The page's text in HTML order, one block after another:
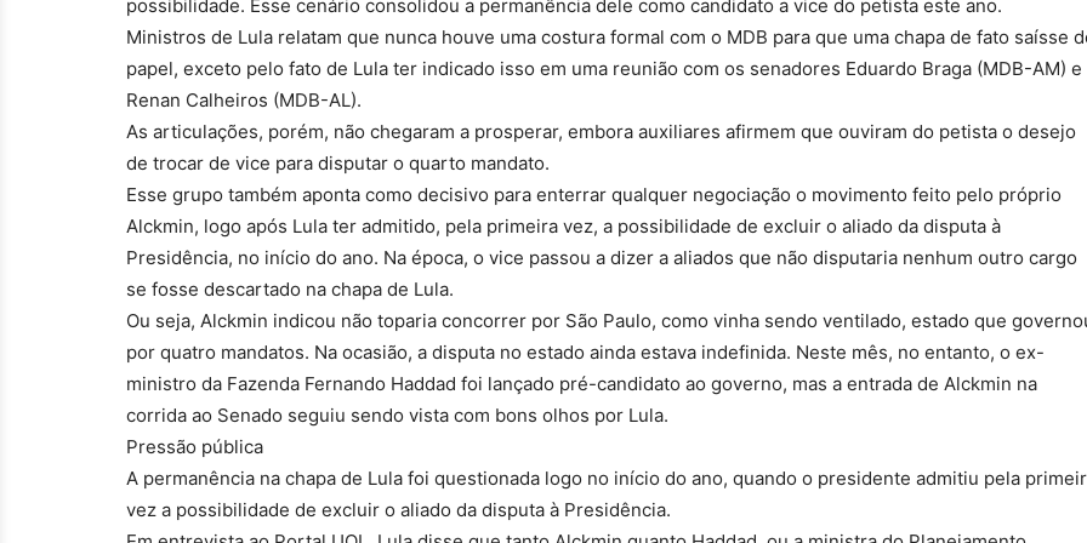
possibilidade. Esse cenário consolidou a permanência dele como candidato a vice do petista este ano.
Ministros de Lula relatam que nunca houve uma costura formal com o MDB para que uma chapa de fato saísse
papel, exceto pelo fato de Lula ter indicado isso em uma reunião com os senadores Eduardo Braga (MDB-AM) e
Renan Calheiros (MDB-AL).
As articulações, porém, não chegaram a prosperar, embora auxiliares afirmem que ouviram do petista o desejo
de trocar de vice para disputar o quarto mandato.
Esse grupo também aponta como decisivo para enterrar qualquer negociação o movimento feito pelo próprio
Alckmin, logo após Lula ter admitido, pela primeira vez, a possibilidade de excluir o aliado da disputa à
Presidência, no início do ano. Na época, o vice passou a dizer a aliados que não disputaria nenhum outro cargo
se fosse descartado na chapa de Lula.
Ou seja, Alckmin indicou não toparia concorrer por São Paulo, como vinha sendo ventilado, estado que
por quatro mandatos. Na ocasião, a disputa no estado ainda estava indefinida. Neste mês, no entanto, o ex-
ministro da Fazenda Fernando Haddad foi lançado pré-candidato ao governo, mas a entrada de Alckmin na
corrida ao Senado seguiu sendo vista com bons olhos por Lula.
Pressão pública
A permanência na chapa de Lula foi questionada logo no início do ano, quando o presidente admitiu pela
vez a possibilidade de excluir o aliado da disputa à Presidência.